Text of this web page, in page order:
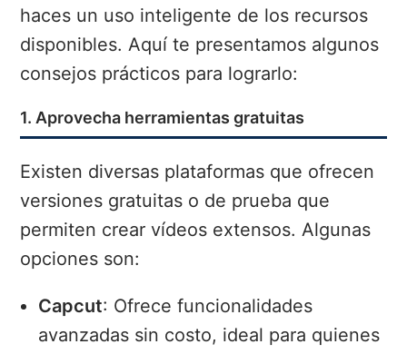
haces un uso inteligente de los recursos
disponibles. Aquí te presentamos algunos
consejos prácticos para lograrlo:
1. Aprovecha herramientas gratuitas
Existen diversas plataformas que ofrecen
versiones gratuitas o de prueba que
permiten crear vídeos extensos. Algunas
opciones son:
Capcut: Ofrece funcionalidades
avanzadas sin costo, ideal para quienes